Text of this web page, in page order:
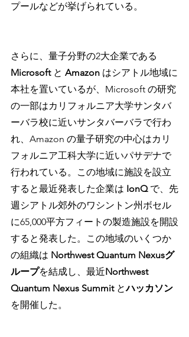
プールなどが挙げられている。
さらに、量子分野の2大企業である
Microsoft と Amazon はシアトル地域に
本社を置いているが、Microsoft の研究
の一部はカリフォルニア大学サンタバ
ーバラ校に近いサンタバーバラで行わ
れ、Amazon の量子研究の中心はカリ
フォルニア工科大学に近いパサデナで
行われている。この地域に施設を設立
すると最近発表した企業は IonQ で、先
週シアトル郊外のワシントン州ボセル
に65,000平方フィートの製造施設を開設
すると発表した。この地域のいくつか
の組織は Northwest Quantum Nexusグ
ループを結成し、最近Northwest
Quantum Nexus Summit とハッカソン
を開催した。